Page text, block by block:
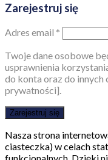
Zarejestruj się
Adres email *
Twoje dane osobowe
usprawnienia
do konta oraz do innych
prywatności].
Zarejestruj się
Nasza strona
ciasteczka) w celach
funkcjonalnych. Dzięki